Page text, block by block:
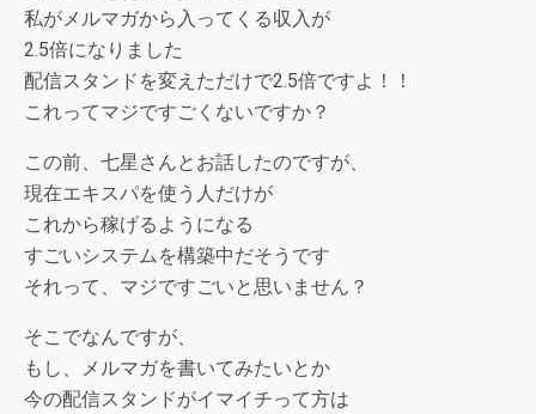
私がメルマガから入ってくる収入が
2.5倍になりました
配信スタンドを変えただけで2.5倍ですよ！！
これってマジですごくないですか？
この前、七星さんとお話したのですが、
現在エキスパを使う人だけが
これから稼げるようになる
すごいシステムを構築中だそうです
それって、マジですごいと思いません？
そこでなんですが、
もし、メルマガを書いてみたいとか
今の配信スタンドがイマイチって方は